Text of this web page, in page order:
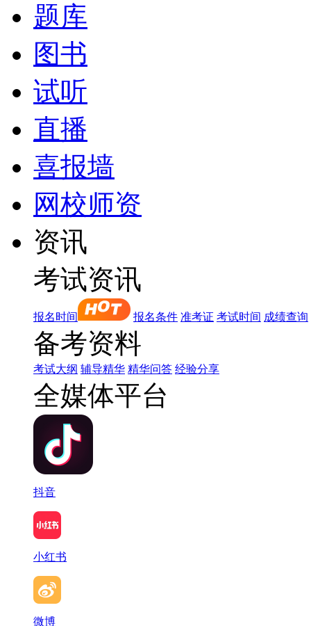
题库
图书
试听
直播
喜报墙
网校师资
资讯
考试资讯
报名时间 报名条件 准考证 考试时间 成绩查询
备考资料
考试大纲 辅导精华 精华问答 经验分享
全媒体平台
抖音
小红书
微博